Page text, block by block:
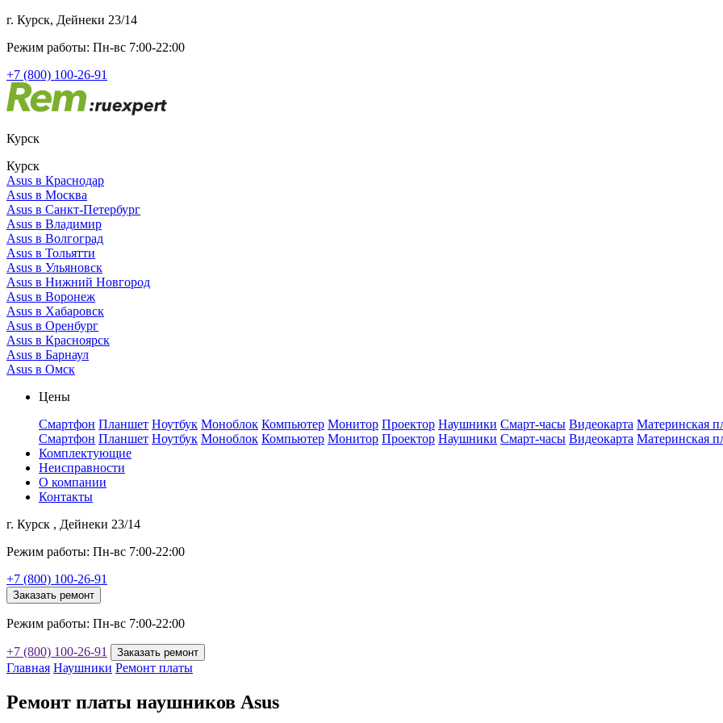
г. Курск, Дейнеки 23/14
Режим работы: Пн-вс 7:00-22:00
+7 (800) 100-26-91
Курск
Курск
Asus в Краснодар
Asus в Москва
Asus в Санкт-Петербург
Asus в Владимир
Asus в Волгоград
Asus в Тольятти
Asus в Ульяновск
Asus в Нижний Новгород
Asus в Воронеж
Asus в Хабаровск
Asus в Оренбург
Asus в Красноярск
Asus в Барнаул
Asus в Омск
Цены
Смартфон Планшет Ноутбук Моноблок Компьютер Монитор Проектор Наушники Смарт-часы Видеокарта Материнская
Смартфон Планшет Ноутбук Моноблок Компьютер Монитор Проектор Наушники Смарт-часы Видеокарта Материнская
Комплектующие
Неисправности
О компании
Контакты
г. Курск , Дейнеки 23/14
Режим работы: Пн-вс 7:00-22:00
+7 (800) 100-26-91
Заказать ремонт
Режим работы: Пн-вс 7:00-22:00
+7 (800) 100-26-91 Заказать ремонт
Главная Наушники Ремонт платы
Ремонт платы наушников Asus